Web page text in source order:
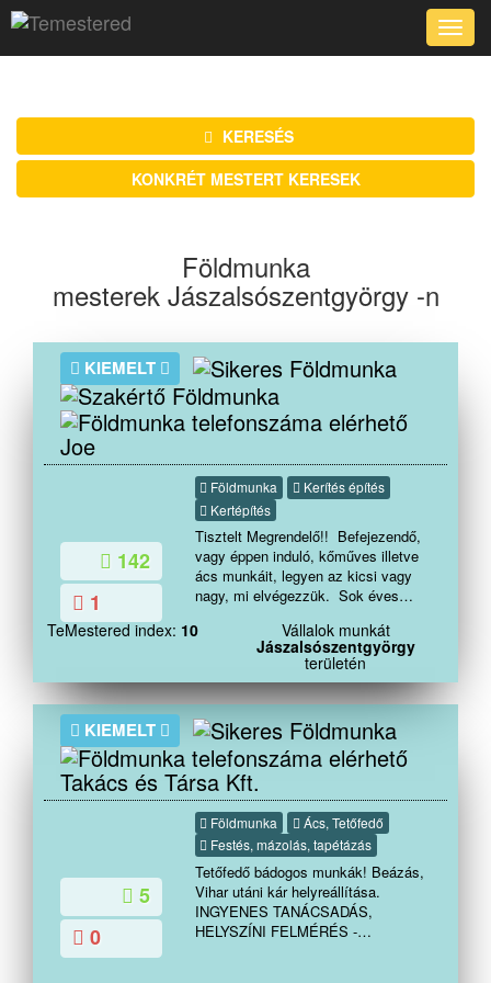
Toggle
KERESÉS
KONKRÉT MESTERT KERESEK
Földmunka
mesterek Jászalsószentgyörgy -n
KIEMELT
Joe
142
1
Földmunka
Kerítés építés
Kertépítés
Tisztelt Megrendelő!! Befejezendő,
vagy éppen induló, kőműves illetve
ács munkáit, legyen az kicsi vagy
nagy, mi elvégezzük. Sok éves
Vállalunk: lakás felújítás falazás,
vakolás, színezés, terasz
épités tárolók,melléképületekkerítés
hőszigetelés, hideg-meleg
burkolás, bontás festés térbetonozás
akár S.O.Sajtók-ablakok
cseréje mindenfele munkák az
épitőiparban Megbízhatóság,
precizitás, ha gyorsan minőségi
munkára van szüksége hívjon bátran
!!!
TeMestered index: 10 Vállalok munkát
Jászalsószentgyörgy
területén
KIEMELT
Takács és Társa Kft.
5
0
Földmunka
Ács, Tetőfedő
Festés, mázolás, tapétázás
Tetőfedő bádogos munkák! Beázás,
Vihar utáni kár helyreállítása.
INGYENES TANÁCSADÁS,
HELYSZÍNI FELMÉRÉS -